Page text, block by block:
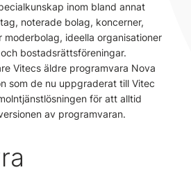
inom bland annat
noterade bolag, koncerner,
moderbolag, ideella organisationer
bostadsrättsföreningar.
Vitecs äldre programvara Nova
som de nu uppgraderat till Vitec
för att alltid
av programvaran.